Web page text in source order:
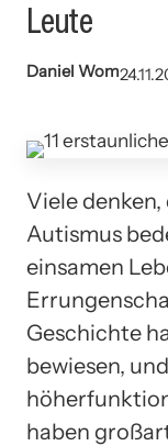
Leute
Daniel Wom
Viele denken,
Autismus
einsamen
Geschichte
bewiesen,
haben